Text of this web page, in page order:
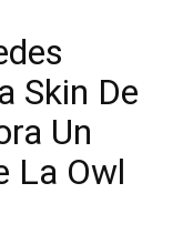
Skin De
Un
La Owl